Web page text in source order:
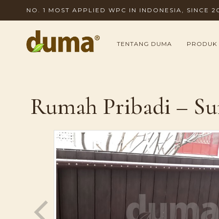
NO. 1 MOST APPLIED WPC IN INDONESIA, SINCE
TENTANG DUMA PRODUK
Rumah Pribadi –